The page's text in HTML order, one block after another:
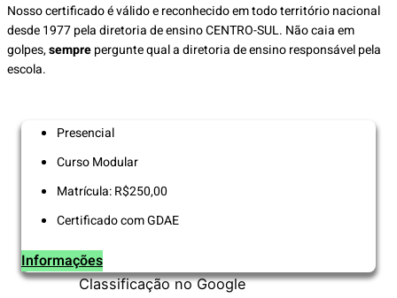
Nosso certificado é válido e reconhecido em todo território nacional
desde 1977 pela diretoria de ensino CENTRO-SUL. Não caia em
golpes,semprepergunte qual a diretoria de ensino responsável pela
escola.
Presencial
Curso Modular
Matrícula: R$250,00
Certificado com GDAE
Informações
Classificação no Google